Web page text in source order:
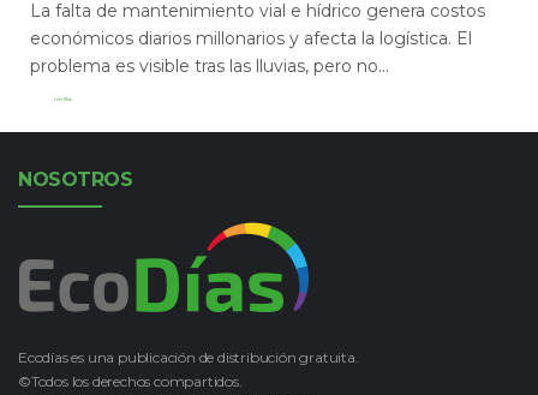
La falta de mantenimiento vial e hídrico genera costos
económicos diarios millonarios y afecta la logística. El
problema es visible tras las lluvias, pero no...
Leer Más
NOSOTROS
Ecodías es una publicación de distribución gratuita.
©Todos los derechos compartidos.